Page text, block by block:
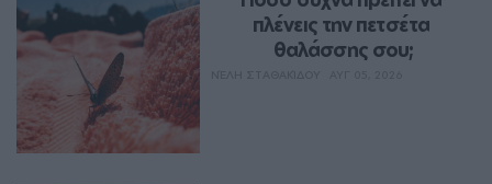
πλένεις την πετσέτα
θαλάσσης σου;